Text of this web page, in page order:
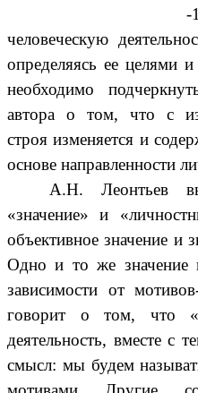
-
человеческую
определяясь ее целями
необходимо
автора о том, что с
строя изменяется и
основе направленности
А.Н. Леонтьев
«значение» и
объективное значение и
Одно и то же значение
зависимости от
говорит о том, что
деятельность, вместе с
смысл: мы будем